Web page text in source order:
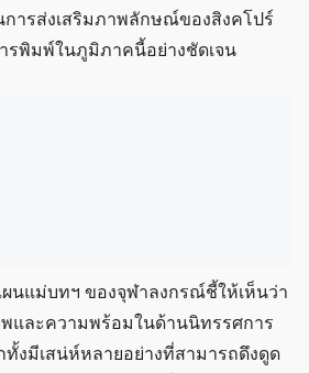
การส่งเสริมภาพลักษณ์ของสิงคโปร์
รพิมพ์ในภูมิภาคนี้อย่างชัดเจน
นแม่บทฯ ของจุฬาลงกรณ์ชี้ให้เห็นว่า
และความพร้อมในด้านนิทรรศการ
ทั้งมีเสน่ห์หลายอย่างที่สามารถดึงดูด